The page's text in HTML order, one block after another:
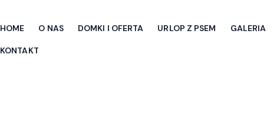
HOME O NAS DOMKI I OFERTA URLOP Z PSEM GALERIA
KONTAKT